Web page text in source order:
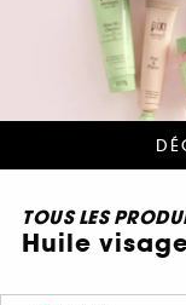
TOUS LES
Huile